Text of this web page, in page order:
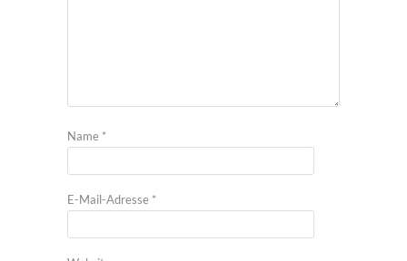
Name *
E-Mail-Adresse *